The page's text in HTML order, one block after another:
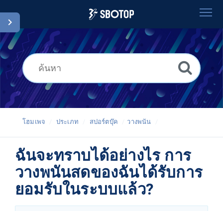
โฮมเพจ
อภิธานศัพท์
Thai
โฮมเพจ ประเภท สปอร์ตบุ๊ค วางพนัน
ฉันจะทราบได้อย่างไร การ
วางพนันสดของฉันได้รับการ
ยอมรับในระบบแล้ว?